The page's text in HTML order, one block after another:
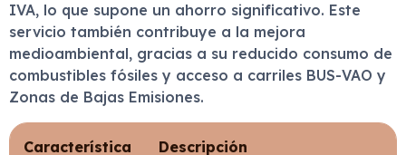
IVA, lo que supone un ahorro significativo. Este
servicio también contribuye a la mejora
medioambiental, gracias a su reducido consumo de
combustibles fósiles y acceso a carriles BUS-VAO y
Zonas de Bajas Emisiones.
Característica Descripción